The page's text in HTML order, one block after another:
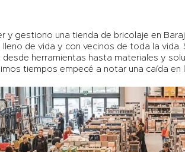
y gestiono una tienda de bricolaje en
de vida y con vecinos de toda la vida.
desde herramientas hasta materiales y
tiempos empecé a notar una caída en